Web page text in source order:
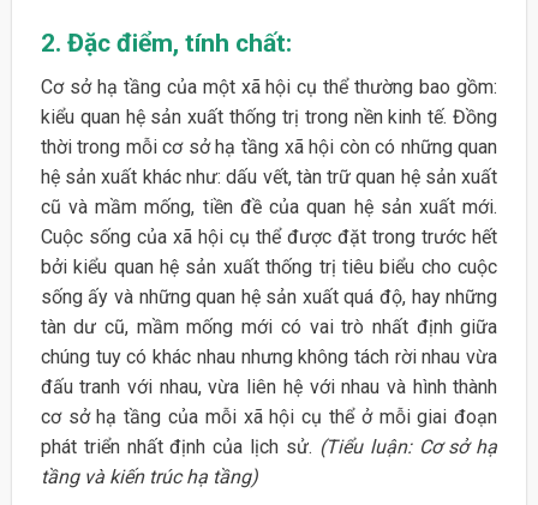
2. Đặc điểm, tính chất:
Cơ sở hạ tầng của một xã hội cụ thể thường bao gồm:
kiểu quan hệ sản xuất thống trị trong nền kinh tế. Đồng
thời trong mỗi cơ sở hạ tầng xã hội còn có những quan
hệ sản xuất khác như: dấu vết, tàn trữ quan hệ sản xuất
cũ và mầm mống, tiền đề của quan hệ sản xuất mới.
Cuộc sống của xã hội cụ thể được đặt trong trước hết
bởi kiểu quan hệ sản xuất thống trị tiêu biểu cho cuộc
sống ấy và những quan hệ sản xuất quá độ, hay những
tàn dư cũ, mầm mống mới có vai trò nhất định giữa
chúng tuy có khác nhau nhưng không tách rời nhau vừa
đấu tranh với nhau, vừa liên hệ với nhau và hình thành
cơ sở hạ tầng của mỗi xã hội cụ thể ở mỗi giai đoạn
phát triển nhất định của lịch sử. (Tiểu luận: Cơ sở hạ
tầng và kiến trúc hạ tầng)